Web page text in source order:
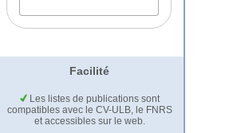
Facilité
Les listes de publications sont
compatibles avec le CV-ULB, le FNRS
et accessibles sur le web.